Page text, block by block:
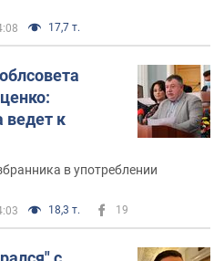
17,7 т.
ведет к
в употреблении
18,3 т. 19